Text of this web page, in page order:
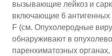
вызывающие лейкоз и
включающие 6
F (см. Опухолеродные
обнаруживают в
паренхиматозных органах,